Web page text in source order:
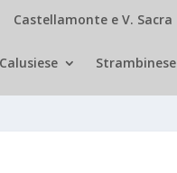
Castellamonte e V. Sacra
Calusiese Strambinese